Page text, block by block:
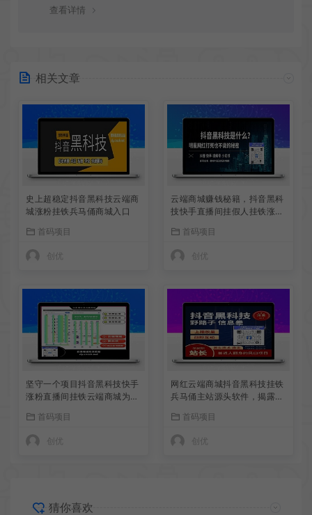
查看详情
相关文章
史上超稳定抖音黑科技云端商
城涨粉挂铁兵马俑商城入口
首码项目
云端商城赚钱秘籍，抖音黑科
技快手直播间挂假人挂铁涨粉
首码项目
坚守一个项目抖音黑科技快手
涨粉直播间挂铁云端商城为短
首码项目
网红云端商城抖音黑科技挂铁
兵马俑主站源头软件，揭露快
秘密 招合伙人
首码项目
猜你喜欢